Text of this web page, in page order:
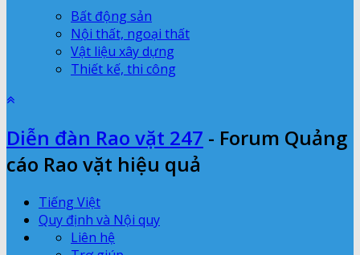
Bất động sản
Nội thất, ngoại thất
Vật liệu xây dựng
Thiết kế, thi công
Diễn đàn Rao vặt 247 - Forum Quảng
cáo Rao vặt hiệu quả
Tiếng Việt
Quy định và Nội quy
Liên hệ